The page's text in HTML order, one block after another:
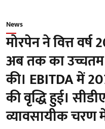
News
मोरपेन ने वित्त
अब तक का
की। EBITDA में
की वृद्धि हुई।
व्यावसायीक चरण